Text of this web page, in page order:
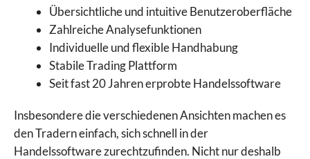
Übersichtliche und intuitive Benutzeroberfläche
Zahlreiche Analysefunktionen
Individuelle und flexible Handhabung
Stabile Trading Plattform
Seit fast 20 Jahren erprobte Handelssoftware
Insbesondere die verschiedenen Ansichten machen es
den Tradern einfach, sich schnell in der
Handelssoftware zurechtzufinden. Nicht nur deshalb